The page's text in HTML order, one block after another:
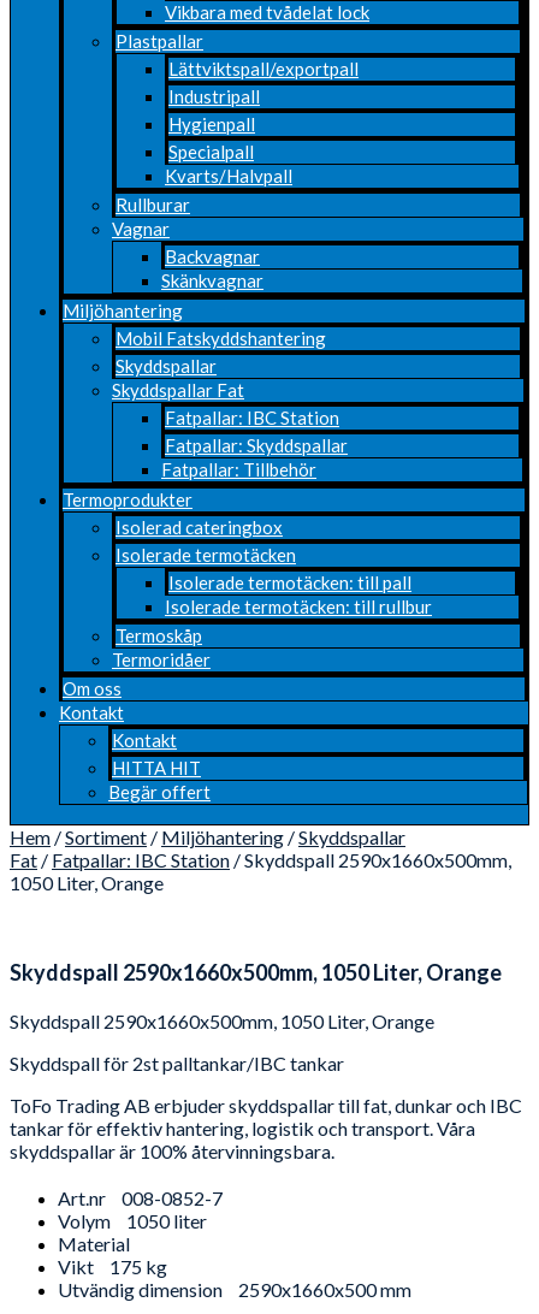
Vikbara med tvådelat lock
Plastpallar
Lättviktspall/exportpall
Industripall
Hygienpall
Specialpall
Kvarts/Halvpall
Rullburar
Vagnar
Backvagnar
Skänkvagnar
Miljöhantering
Mobil Fatskyddshantering
Skyddspallar
Skyddspallar Fat
Fatpallar: IBC Station
Fatpallar: Skyddspallar
Fatpallar: Tillbehör
Termoprodukter
Isolerad cateringbox
Isolerade termotäcken
Isolerade termotäcken: till pall
Isolerade termotäcken: till rullbur
Termoskåp
Termoridåer
Om oss
Kontakt
Kontakt
HITTA HIT
Begär offert
Hem /Sortiment / Miljöhantering /Skyddspallar
Fat / Fatpallar: IBC Station / Skyddspall 2590x1660x500mm,
1050 Liter, Orange
Skyddspall 2590x1660x500mm, 1050 Liter, Orange
Skyddspall 2590x1660x500mm, 1050 Liter, Orange
Skyddspall för 2st palltankar/IBC tankar
ToFo Trading AB erbjuder skyddspallar till fat, dunkar och IBC
tankar för effektiv hantering, logistik och transport. Våra
skyddspallar är 100% återvinningsbara.
Art.nr
008-0852-7
Volym
1050 liter
Material
Vikt
175 kg
Utvändig dimension
2590x1660x500 mm